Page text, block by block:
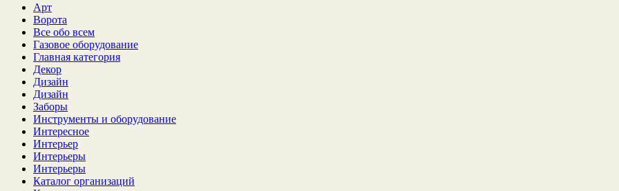
Арт
Ворота
Все обо всем
Газовое оборудование
Главная категория
Декор
Дизайн
Дизайн
Заборы
Инструменты и оборудование
Интересное
Интерьер
Интерьеры
Интерьеры
Каталог организаций